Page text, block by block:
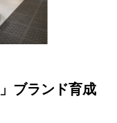
ブランド育成